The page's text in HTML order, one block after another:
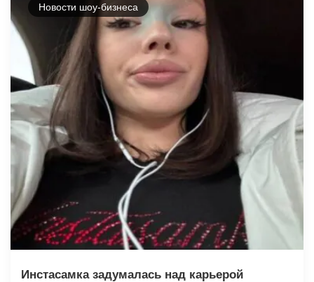
Новости шоу-бизнеса
Инстасамка задумалась над карьерой